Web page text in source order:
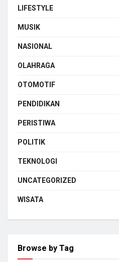
LIFESTYLE
MUSIK
NASIONAL
OLAHRAGA
OTOMOTIF
PENDIDIKAN
PERISTIWA
POLITIK
TEKNOLOGI
UNCATEGORIZED
WISATA
Browse by Tag